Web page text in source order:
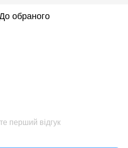
обраного
перший відгук